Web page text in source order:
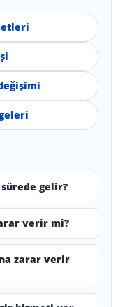
gelir?
verir mi?
zarar verir